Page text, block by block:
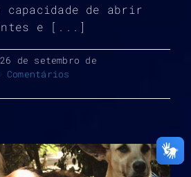
capacidade de abrir
e [...]
26 de setembro de
Comentários